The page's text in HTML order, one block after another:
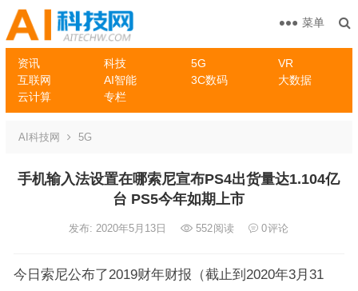
资讯 科技 5G
VR
互联网
AI智能 3C数码
大数据
云计算
专栏
菜单
AI科技网 5G
手机输入法设置在哪索尼宣布PS4出货量达1.104亿
台 PS5今年如期上市
发布: 2020年5月13日 552阅读 0评论
今日索尼公布了2019财年财报（截止到2020年3月31